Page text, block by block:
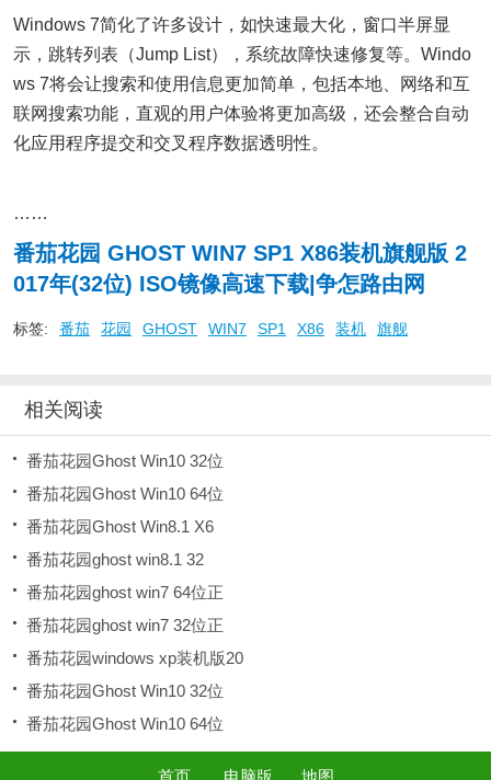
Windows 7简化了许多设计，如快速最大化，窗口半屏显
示，跳转列表（Jump List），系统故障快速修复等。Windo
ws 7将会让搜索和使用信息更加简单，包括本地、网络和互
联网搜索功能，直观的用户体验将更加高级，还会整合自动
化应用程序提交和交叉程序数据透明性。
……
番茄花园 GHOST WIN7 SP1 X86装机旗舰版 2
017年(32位) ISO镜像高速下载|争怎路由网
标签: 番茄 花园 GHOST WIN7 SP1 X86 装机 旗舰
相关阅读
番茄花园Ghost Win10 32位
番茄花园Ghost Win10 64位
番茄花园Ghost Win8.1 X6
番茄花园ghost win8.1 32
番茄花园ghost win7 64位正
番茄花园ghost win7 32位正
番茄花园windows xp装机版20
番茄花园Ghost Win10 32位
番茄花园Ghost Win10 64位
首页 电脑版 地图